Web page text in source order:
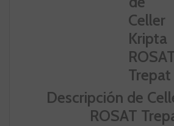
Descripción de
ROSAT